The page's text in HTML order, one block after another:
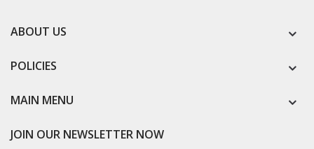
ABOUT US
POLICIES
MAIN MENU
JOIN OUR NEWSLETTER NOW